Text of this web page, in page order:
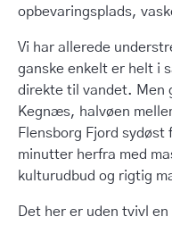
opbevaringsplads,
Vi har allerede
ganske enkelt er helt i
direkte til vandet. Men
Kegnæs, halvøen
Flensborg Fjord sydøst
minutter herfra med
kulturudbud og rigtig
Det her er uden tvivl